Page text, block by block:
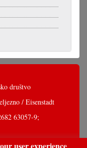
društvo
/ Eisenstadt
63057-9;